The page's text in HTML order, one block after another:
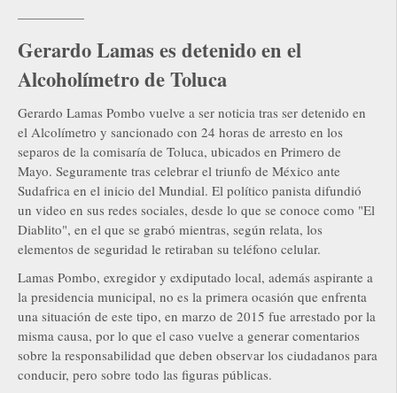
—————
Gerardo Lamas es detenido en el
Alcoholímetro de Toluca
Gerardo Lamas Pombo vuelve a ser noticia tras ser detenido en
el Alcolímetro y sancionado con 24 horas de arresto en los
separos de la comisaría de Toluca, ubicados en Primero de
Mayo. Seguramente tras celebrar el triunfo de México ante
Sudafrica en el inicio del Mundial. El político panista difundió
un video en sus redes sociales, desde lo que se conoce como "El
Diablito", en el que se grabó mientras, según relata, los
elementos de seguridad le retiraban su teléfono celular.
Lamas Pombo, exregidor y exdiputado local, además aspirante a
la presidencia municipal, no es la primera ocasión que enfrenta
una situación de este tipo, en marzo de 2015 fue arrestado por la
misma causa, por lo que el caso vuelve a generar comentarios
sobre la responsabilidad que deben observar los ciudadanos para
conducir, pero sobre todo las figuras públicas.